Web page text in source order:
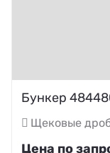
Бункер
Щековые
Цена по